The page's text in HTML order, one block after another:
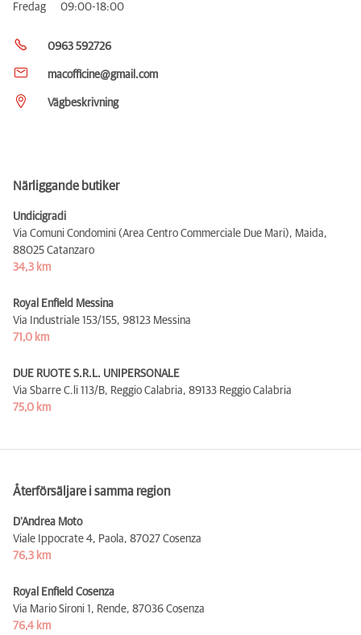
Fredag
09:00-18:00
0963 592726
macofficine@gmail.com
Vägbeskrivning
Närliggande butiker
Undicigradi
Via Comuni Condomini (Area Centro Commerciale Due Mari), Maida,
88025 Catanzaro
34,3 km
Royal Enfield Messina
Via Industriale 153/155, 98123 Messina
71,0 km
DUE RUOTE S.R.L. UNIPERSONALE
Via Sbarre C.li 113/B, Reggio Calabria, 89133 Reggio Calabria
75,0 km
Återförsäljare i samma region
D'Andrea Moto
Viale Ippocrate 4, Paola, 87027 Cosenza
76,3 km
Royal Enfield Cosenza
Via Mario Sironi 1, Rende, 87036 Cosenza
76,4 km